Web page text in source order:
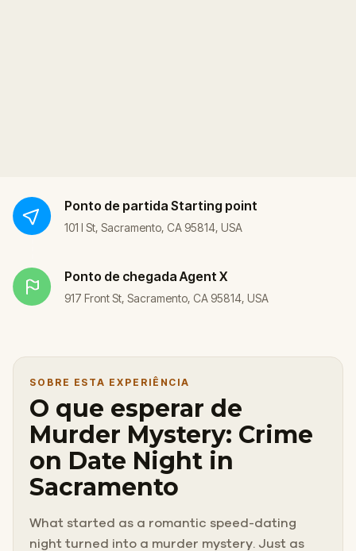
Ponto de partida Starting point
101 I St, Sacramento, CA 95814, USA
Ponto de chegada Agent X
917 Front St, Sacramento, CA 95814, USA
SOBRE ESTA EXPERIÊNCIA
O que esperar de
Murder Mystery: Crime
on Date Night in
Sacramento
What started as a romantic speed-dating
night turned into a murder mystery. Just as